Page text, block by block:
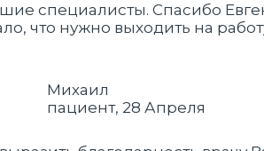
специалисты. Спасибо
что нужно выходить на
Михаил
пациент, 28 Апреля